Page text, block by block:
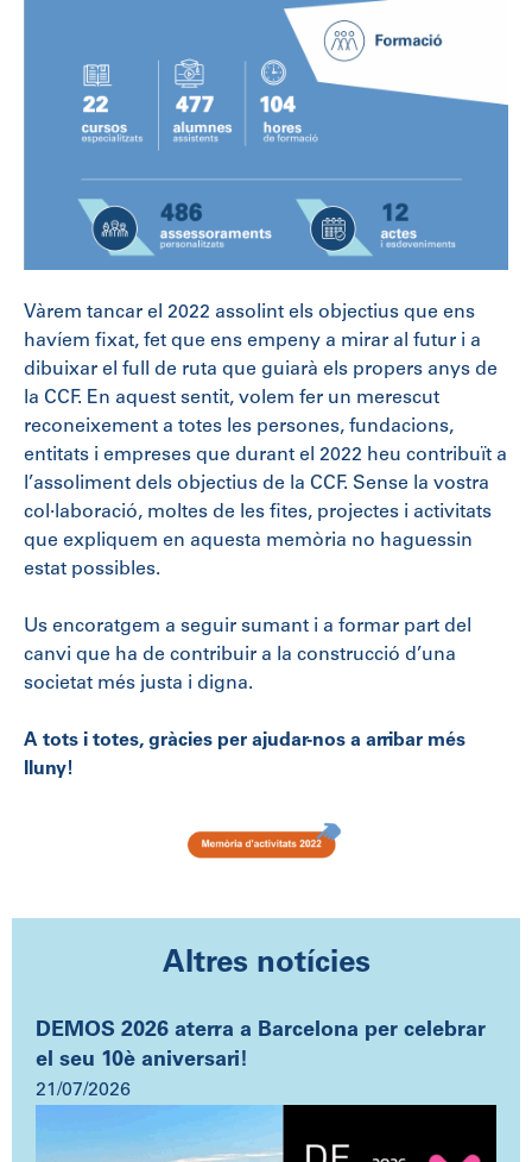
Vàrem tancar el 2022 assolint els objectius que ens
havíem fixat, fet que ens empeny a mirar al futur i a
dibuixar el full de ruta que guiarà els propers anys de
la CCF. En aquest sentit, volem fer un merescut
reconeixement a totes les persones, fundacions,
entitats i empreses que durant el 2022 heu contribuït a
l’assoliment dels objectius de la CCF. Sense la vostra
col·laboració, moltes de les fites, projectes i activitats
que expliquem en aquesta memòria no haguessin
estat possibles.
Us encoratgem a seguir sumant i a formar part del
canvi que ha de contribuir a la construcció d’una
societat més justa i digna.
A tots i totes, gràcies per ajudar-nos a arribar més
lluny!
Altres notícies
DEMOS 2026 aterra a Barcelona per celebrar
el seu 10è aniversari!
21/07/2026